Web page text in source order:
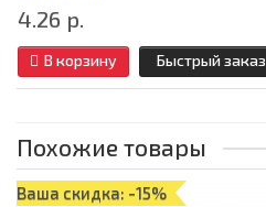
4.26 р.
В корзину Быстрый заказ
Похожие товары
Ваша скидка: -15%